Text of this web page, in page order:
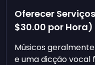
Oferecer
$30.00 por Hora)
Músicos
e uma dicção vocal